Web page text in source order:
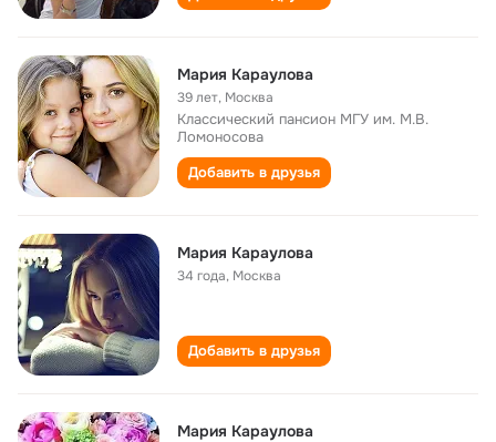
Мария Караулова
39 лет, Москва
Классический пансион МГУ им. М.В.
Ломоносова
Добавить в друзья
Мария Караулова
34 года, Москва
Добавить в друзья
Мария Караулова